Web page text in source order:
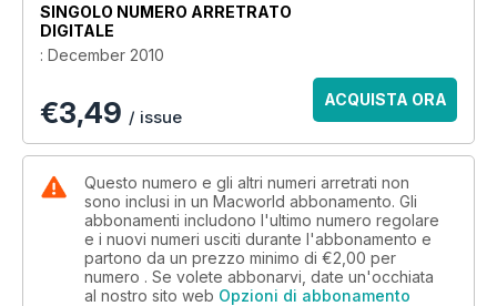
In our Masterclass tutorials section this edition we have
advice on switching from PC to Mac; Rotobrushing in After
Effects; and managing your Twitter feed. We also look at how
you can take better iPhone photos, how to use brushes in
Photoshop, how to get more from iCal.
SINGOLO NUMERO ARRETRATO
DIGITALE
: December 2010
€3,49 / issue
ACQUISTA ORA
Questo numero e gli altri numeri arretrati non
sono inclusi in un Macworld abbonamento. Gli
abbonamenti includono l'ultimo numero regolare
e i nuovi numeri usciti durante l'abbonamento e
partono da un prezzo minimo di €2,00 per
numero . Se volete abbonarvi, date un'occhiata
al nostro sito web Opzioni di abbonamento